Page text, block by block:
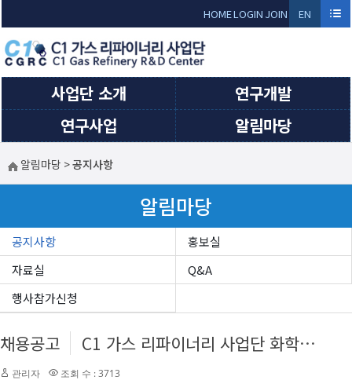
HOMELOGIN JOIN
EN
사업단 소개
연구개발
연구사업
알림마당
알림마당 >공지사항
알림마당
공지사항
홍보실
자료실
Q&A
행사참가신청
채용공고 C1 가스 리파이너리 사업단 화학촉매 기획 전문가 채용 공고
관리자 조회 수 : 3713